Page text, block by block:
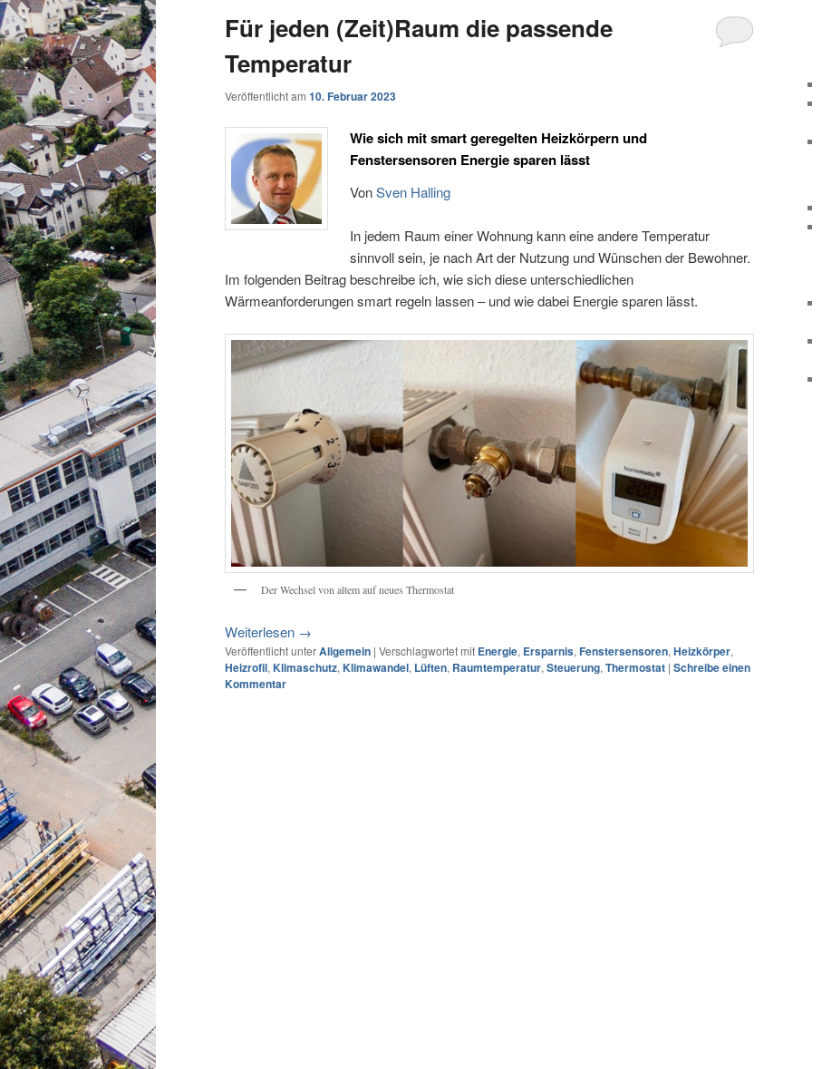
Für jeden (Zeit)Raum die passende
Temperatur
Veröffentlicht am 10. Februar 2023
Wie sich mit smart geregelten Heizkörpern und
Fenstersensoren Energie sparen lässt
VonSven Halling
In jedem Raum einer Wohnung kann eine andere Temperatur
sinnvoll sein, je nach Art der Nutzung und Wünschen der Bewohner.
Im folgenden Beitrag beschreibe ich, wie sich diese unterschiedlichen
Wärmeanforderungen smart regeln lassen – und wie dabei Energie sparen lässt.
Der Wechsel von altem auf neues Thermostat
Weiterlesen →
Veröffentlicht unterAllgemein | Verschlagwortet mit Energie, Ersparnis, Fenstersensoren, Heizkörper,
Heizrofil, Klimaschutz, Klimawandel, Lüften, Raumtemperatur, Steuerung, Thermostat | Schreibe einen
Kommentar